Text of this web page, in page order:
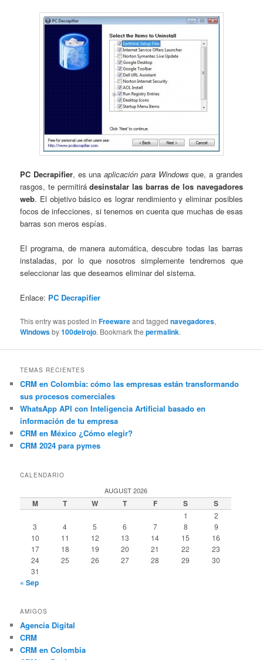
PC Decrapifier, es unaaplicación para Windows que, a grandes
rasgos, te permitirádesinstalar las barras de los navegadores
web. El objetivo básico es lograr rendimiento y eliminar posibles
focos de infecciones, si tenemos en cuenta que muchas de esas
barras son meros espías.
El programa, de manera automática, descubre todas las barras
instaladas, por lo que nosotros simplemente tendremos que
seleccionar las que deseamos eliminar del sistema.
Enlace: PC Decrapifier
This entry was posted inFreewareand taggednavegadores,
Windowsby100delrojo. Bookmark thepermalink.
TEMAS RECIENTES
CRM en Colombia: cómo las empresas están transformando
sus procesos comerciales
WhatsApp API con Inteligencia Artificial basado en
información de tu empresa
CRM en México ¿Cómo elegir?
CRM 2024 para pymes
CALENDARIO
AUGUST 2026
M T W T F S S
1
2
3
4 5 6 7 8
9
10
11 12 13 14 15
16
17
18 19 20 21 22
23
24
25 26 27 28 29
30
31
« Sep
AMIGOS
Agencia Digital
CRM
CRM en Colombia